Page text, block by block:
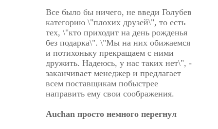
Все было бы ничего, не введи Голубев
категорию \"плохих друзей\", то есть
тех, \"кто приходит на день рожденья
без подарка\". \"Мы на них обижаемся
и потихоньку прекращаем с ними
дружить. Надеюсь, у нас таких нет\", -
заканчивает менеджер и предлагает
всем поставщикам побыстрее
направить ему свои соображения.
Auchan просто немного перегнул